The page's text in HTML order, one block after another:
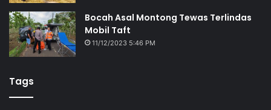
Bocah Asal Montong Tewas Terlindas
Mobil Taft
11/12/2023 5:46 PM
Tags